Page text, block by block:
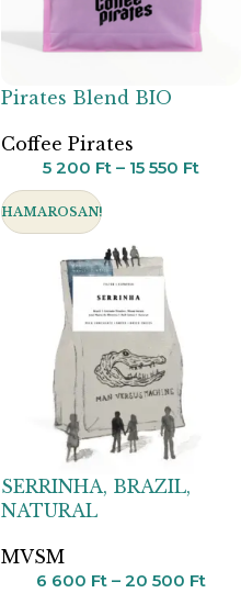
Pirates Blend BIO
Coffee Pirates
5 200 Ft – 15 550 Ft
HAMAROSAN!
SERRINHA, BRAZIL,
NATURAL
MVSM
6 600 Ft – 20 500 Ft